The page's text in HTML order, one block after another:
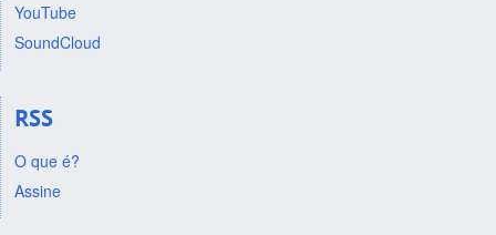
YouTube
SoundCloud
RSS
O que é?
Assine